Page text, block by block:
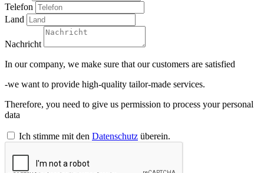
Telefon
Land
Nachricht
In our company, we make sure that our customers are satisfied
-we want to provide high-quality tailor-made services.
Therefore, you need to give us permission to process your personal
data
Ich stimme mit den Datenschutz überein.